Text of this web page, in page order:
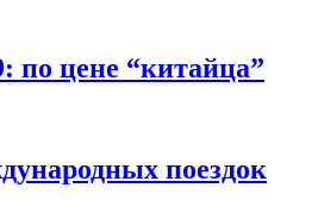
по цене “китайца”
поездок